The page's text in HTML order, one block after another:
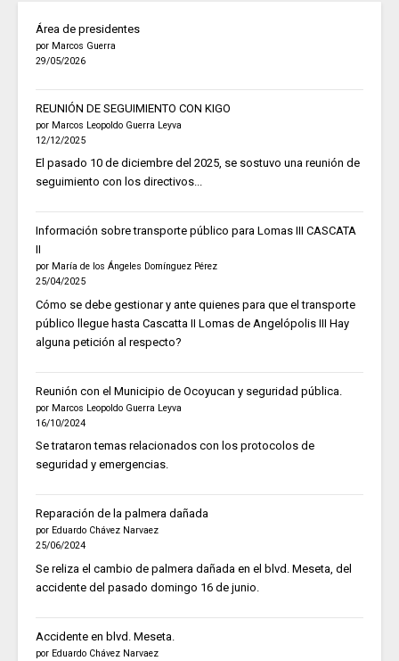
Área de presidentes
por Marcos Guerra
29/05/2026
REUNIÓN DE SEGUIMIENTO CON KIGO
por Marcos Leopoldo Guerra Leyva
12/12/2025
El pasado 10 de diciembre del 2025, se sostuvo una reunión de
seguimiento con los directivos...
Información sobre transporte público para Lomas III CASCATA
II
por María de los Ángeles Domínguez Pérez
25/04/2025
Cómo se debe gestionar y ante quienes para que el transporte
público llegue hasta Cascatta II Lomas de Angelópolis III Hay
alguna petición al respecto?
Reunión con el Municipio de Ocoyucan y seguridad pública.
por Marcos Leopoldo Guerra Leyva
16/10/2024
Se trataron temas relacionados con los protocolos de
seguridad y emergencias.
Reparación de la palmera dañada
por Eduardo Chávez Narvaez
25/06/2024
Se reliza el cambio de palmera dañada en el blvd. Meseta, del
accidente del pasado domingo 16 de junio.
Accidente en blvd. Meseta.
por Eduardo Chávez Narvaez